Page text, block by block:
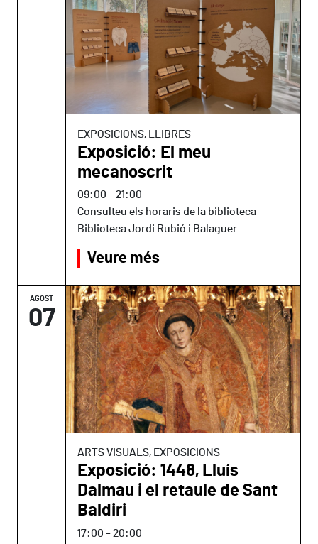
EXPOSICIONS, LLIBRES
Exposició: El meu
mecanoscrit
09:00 -21:00
Consulteu els horaris de la biblioteca
Biblioteca Jordi Rubió i Balaguer
Veure més
AGOST
07
ARTS VISUALS, EXPOSICIONS
Exposició: 1448, Lluís
Dalmau i el retaule de Sant
Baldiri
17:00 -20:00